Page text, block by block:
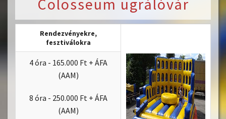
Rendezvényekre,
fesztiválokra
4 óra - 165.000 Ft + ÁFA
(AAM)
8 óra - 250.000 Ft + ÁFA
(AAM)